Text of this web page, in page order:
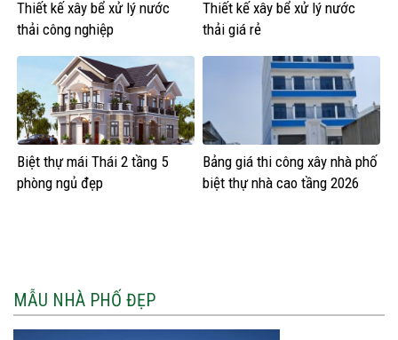
Thiết kế xây bể xử lý nước
thải công nghiệp
Thiết kế xây bể xử lý nước
thải giá rẻ
Biệt thự mái Thái 2 tầng 5
phòng ngủ đẹp
Bảng giá thi công xây nhà phố
biệt thự nhà cao tầng 2026
MẪU NHÀ PHỐ ĐẸP